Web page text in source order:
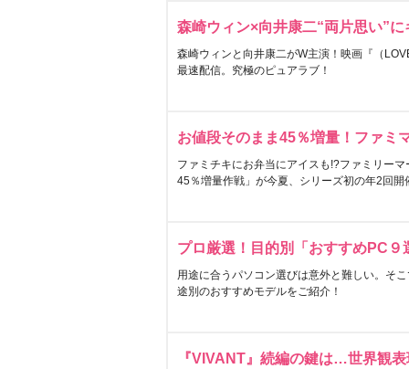
森崎ウィン×向井康二“両片思い”
森崎ウィンと向井康二がW主演！映画『（
最速配信。究極のピュアラブ！
お値段そのまま45％増量！ファミ
ファミチキにお弁当にアイスも!?ファミリー
45％増量作戦」が今夏、シリーズ初の年2回開
プロ厳選！目的別「おすすめPC９
用途に合うパソコン選びは意外と難しい。そ
途別のおすすめモデルをご紹介！
『VIVANT』続編の鍵は…世界観